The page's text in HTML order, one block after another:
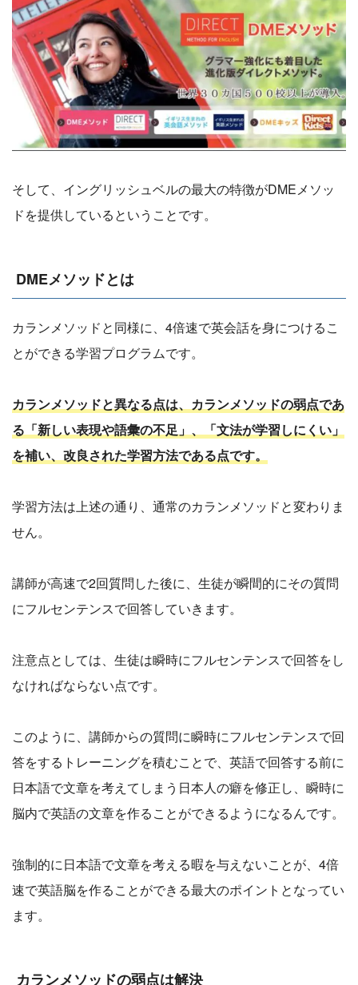
そして、イングリッシュベルの最大の特徴がDMEメソッ
ドを提供しているということです。
DMEメソッドとは
カランメソッドと同様に、4倍速で英会話を身につけるこ
とができる学習プログラムです。
カランメソッドと異なる点は、カランメソッドの弱点であ
る「新しい表現や語彙の不足」、「文法が学習しにくい」
を補い、改良された学習方法である点です。
学習方法は上述の通り、通常のカランメソッドと変わりま
せん。
講師が高速で2回質問した後に、生徒が瞬間的にその質問
にフルセンテンスで回答していきます。
注意点としては、生徒は瞬時にフルセンテンスで回答をし
なければならない点です。
このように、講師からの質問に瞬時にフルセンテンスで回
答をするトレーニングを積むことで、英語で回答する前に
日本語で文章を考えてしまう日本人の癖を修正し、瞬時に
脳内で英語の文章を作ることができるようになるんです。
強制的に日本語で文章を考える暇を与えないことが、4倍
速で英語脳を作ることができる最大のポイントとなってい
ます。
カランメソッドの弱点は解決